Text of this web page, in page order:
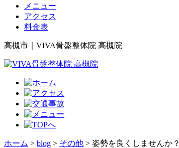
メニュー
アクセス
料金表
高槻市｜VIVA骨盤整体院 高槻院
ホーム > blog > その他 > 姿勢を良くしませんか？